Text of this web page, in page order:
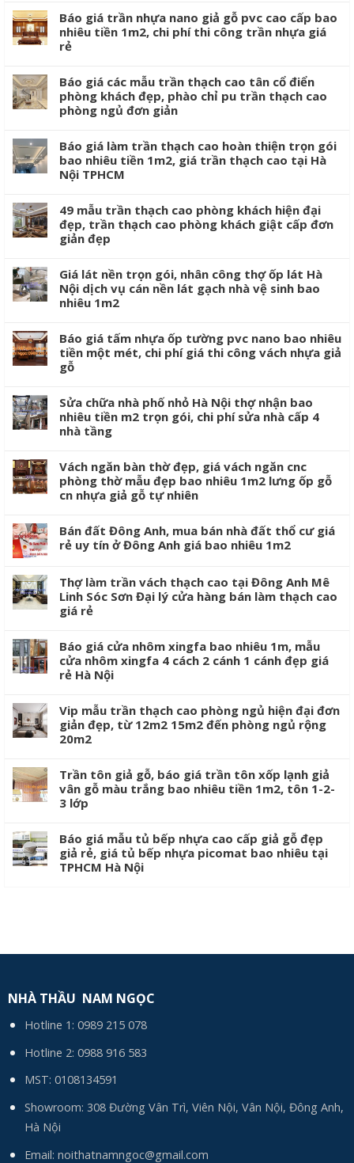
Báo giá trần nhựa nano giả gỗ pvc cao cấp bao
nhiêu tiền 1m2, chi phí thi công trần nhựa giá
rẻ
Báo giá các mẫu trần thạch cao tân cổ điển
phòng khách đẹp, phào chỉ pu trần thạch cao
phòng ngủ đơn giản
Báo giá làm trần thạch cao hoàn thiện trọn gói
bao nhiêu tiền 1m2, giá trần thạch cao tại Hà
Nội TPHCM
49 mẫu trần thạch cao phòng khách hiện đại
đẹp, trần thạch cao phòng khách giật cấp đơn
giản đẹp
Giá lát nền trọn gói, nhân công thợ ốp lát Hà
Nội dịch vụ cán nền lát gạch nhà vệ sinh bao
nhiêu 1m2
Báo giá tấm nhựa ốp tường pvc nano bao nhiêu
tiền một mét, chi phí giá thi công vách nhựa giả
gỗ
Sửa chữa nhà phố nhỏ Hà Nội thợ nhận bao
nhiêu tiền m2 trọn gói, chi phí sửa nhà cấp 4
nhà tầng
Vách ngăn bàn thờ đẹp, giá vách ngăn cnc
phòng thờ mẫu đẹp bao nhiêu 1m2 lưng ốp gỗ
cn nhựa giả gỗ tự nhiên
Bán đất Đông Anh, mua bán nhà đất thổ cư giá
rẻ uy tín ở Đông Anh giá bao nhiêu 1m2
Thợ làm trần vách thạch cao tại Đông Anh Mê
Linh Sóc Sơn Đại lý cửa hàng bán làm thạch cao
giá rẻ
Báo giá cửa nhôm xingfa bao nhiêu 1m, mẫu
cửa nhôm xingfa 4 cách 2 cánh 1 cánh đẹp giá
rẻ Hà Nội
Vip mẫu trần thạch cao phòng ngủ hiện đại đơn
giản đẹp, từ 12m2 15m2 đến phòng ngủ rộng
20m2
Trần tôn giả gỗ, báo giá trần tôn xốp lạnh giả
vân gỗ màu trắng bao nhiêu tiền 1m2, tôn 1-2-
3 lớp
Báo giá mẫu tủ bếp nhựa cao cấp giả gỗ đẹp
giả rẻ, giá tủ bếp nhựa picomat bao nhiêu tại
TPHCM Hà Nội
NHÀ THẦU NAM NGỌC
Hotline 1: 0989 215 078
Hotline 2: 0988 916 583
MST: 0108134591
Showroom: 308 Đường Vân Trì, Viên Nội, Vân Nội, Đông Anh,
Hà Nội
Email: noithatnamngoc@gmail.com